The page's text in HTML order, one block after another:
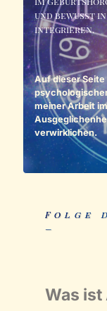
und bewusst
integrieren.
Auf dieser
meiner Arbeit
verwirklichen.
Folge
–
Was